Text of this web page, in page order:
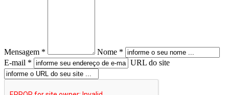
Mensagem *
Nome *
E-mail *
URL do site